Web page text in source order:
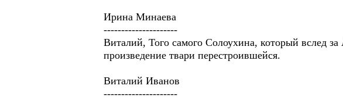
Ирина Минаева
---------------------
Виталий, Того самого Солоухина, который вслед
произведение твари перестроившейся.
Виталий Иванов
---------------------